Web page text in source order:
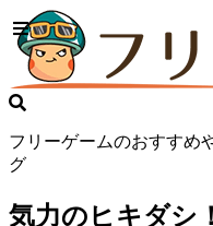
フリーゲームのおすすめ
グ
気力のヒキダシ！